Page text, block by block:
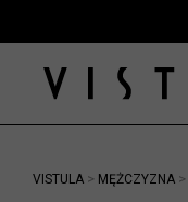
VISTULA > MĘŻCZYZNA >